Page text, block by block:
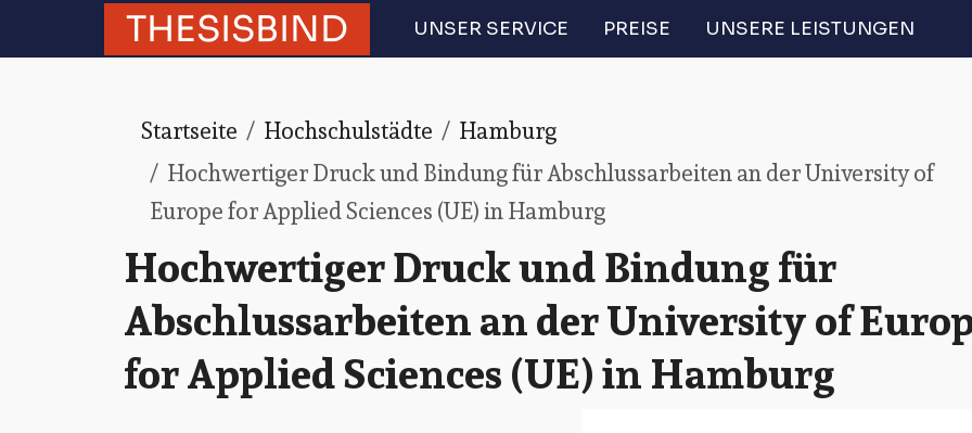
THESISBIND UNSER SERVICE PREISE UNSERE LEISTUNGEN
Startseite Hochschulstädte
Hamburg
Hochwertiger Druck und Bindung für Abschlussarbeiten an der University of
Europe for Applied Sciences (UE) in Hamburg
Hochwertiger Druck und Bindung für
Abschlussarbeiten an der University of
for Applied Sciences (UE) in Hamburg